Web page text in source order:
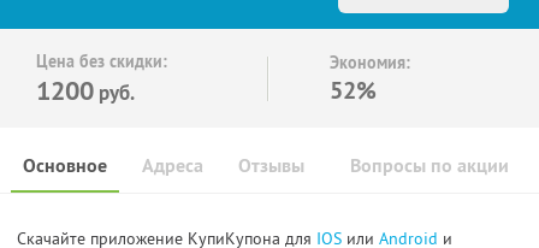
Цена без скидки:
1200 руб.
Экономия:
52%
Основное Отзывы Вопросы по акции
Адреса
Скачайте приложение КупиКупона для IOS или Android и